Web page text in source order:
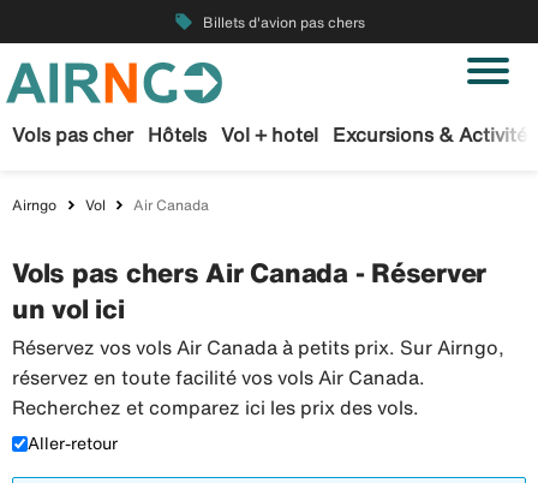
local_offer Billets d'avion pas chers
Vols pas cher Hôtels Vol + hotel Excursions & Activités
Airngo Vol Air Canada
Vols pas chers Air Canada - Réserver
un vol ici
Réservez vos vols Air Canada à petits prix. Sur Airngo,
réservez en toute facilité vos vols Air Canada.
Recherchez et comparez ici les prix des vols.
Aller-retour